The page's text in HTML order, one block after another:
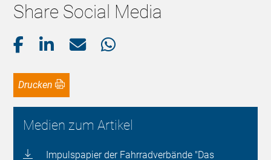
Share Social Media
Drucken
Medien zum Artikel
Impulspapier der Fahrradverbände "Das